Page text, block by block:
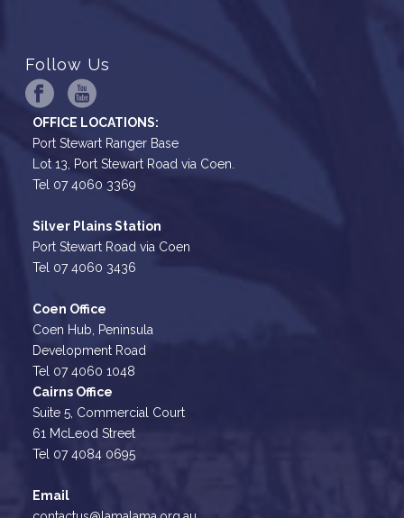
Follow Us
OFFICE LOCATIONS:
Port Stewart Ranger Base
Lot 13, Port Stewart Road via Coen.
Tel 07 4060 3369
Silver Plains Station
Port Stewart Road via Coen
Tel 07 4060 3436
Coen Office
Coen Hub, Peninsula
Development Road
Tel 07 4060 1048
Cairns Office
Suite 5, Commercial Court
61 McLeod Street
Tel 07 4084 0695
Email